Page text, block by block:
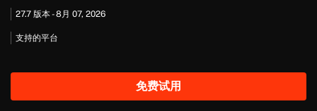
27.7 版本 - 8月 07, 2026
支持的平台
免费试用